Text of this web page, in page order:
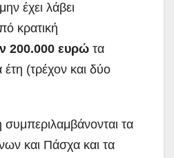
έχει λάβει
κρατική
200.000 ευρώ τα
(τρέχον και δύο
τα
και Πάσχα και τα